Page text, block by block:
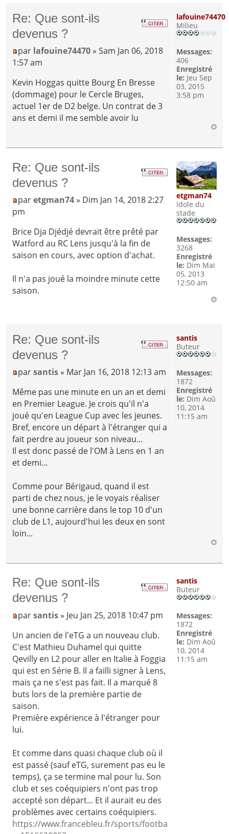
Re: Que sont-ils
devenus ?
par lafouine74470 » Sam Jan 06, 2018
1:57 am
Kevin Hoggas quitte Bourg En Bresse
(dommage) pour le Cercle Bruges,
actuel 1er de D2 belge. Un contrat de 3
ans et demi il me semble avoir lu
lafouine74470
Milieu
Messages:
406
Enregistré
le: Jeu Sep
03, 2015
3:58 pm
Re: Que sont-ils
devenus ?
paretgman74» Dim Jan 14, 2018 2:27
pm
Brice Dja Djédjé devrait être prêté par
Watford au RC Lens jusqu'à la fin de
saison en cours, avec option d'achat.
Il n'a pas joué la moindre minute cette
saison.
etgman74
Idole du
stade
Messages:
3268
Enregistré
le: Dim Mai
05, 2013
12:50 am
Re: Que sont-ils
devenus ?
parsantis » Mar Jan 16, 2018 12:13 am
Même pas une minute en un an et demi
en Premier League. Je crois qu'il n'a
joué qu'en League Cup avec les jeunes.
Bref, encore un départ à l'étranger qui a
fait perdre au joueur son niveau...
Il est donc passé de l'OM à Lens en 1 an
et demi...
Comme pour Bérigaud, quand il est
parti de chez nous, je le voyais réaliser
une bonne carrière dans le top 10 d'un
club de L1, aujourd'hui les deux en sont
loin...
santis
Buteur
Messages:
1872
Enregistré
le: Dim Aoû
10, 2014
11:15 am
Re: Que sont-ils
devenus ?
parsantis» Jeu Jan 25, 2018 10:47 pm
Un ancien de l'eTG a un nouveau club.
C'est Mathieu Duhamel qui quitte
Qevilly en L2 pour aller en Italie à Foggia
qui est en Série B. Il a failli signer à Lens,
mais ça ne s'est pas fait. Il a marqué 8
buts lors de la première partie de
saison.
Première expérience à l'étranger pour
lui.
Et comme dans quasi chaque club où il
est passé (sauf eTG, surement pas eu le
temps), ça se termine mal pour lu. Son
club et ses coéquipiers n'ont pas trop
accepté son départ... Et il aurait eu des
problèmes avec certains coéquipiers.
https://www.francebleu.fr/sports/footba
santis
Buteur
Messages:
1872
Enregistré
le: Dim Aoû
10, 2014
11:15 am